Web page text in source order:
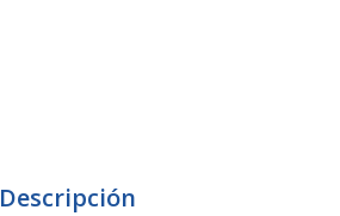
Descripción